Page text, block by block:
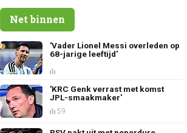
Net binnen
'Vader Lionel Messi overleden op
68-jarige leeftijd'
'KRC Genk verrast met komst
JPL-smaakmaker'
59